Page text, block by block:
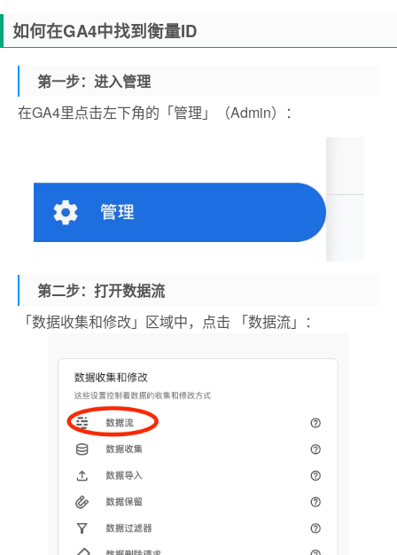
如何在GA4中找到衡量ID
第一步：进入管理
在GA4里点击左下角的「管理」（Admin）：
第二步：打开数据流
「数据收集和修改」区域中，点击 「数据流」：